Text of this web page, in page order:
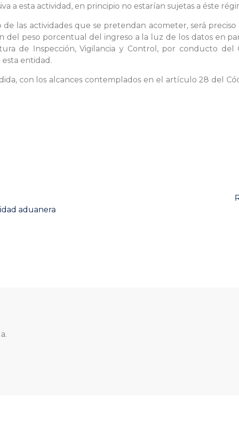
a esta actividad, en principio no estarían sujetas a éste
las actividades que se pretendan acometer, será
del peso porcentual del ingreso a la luz de los datos en
de Inspección, Vigilancia y Control, por conducto del
entidad.
con los alcances contemplados en el artículo 28 del
aduanera